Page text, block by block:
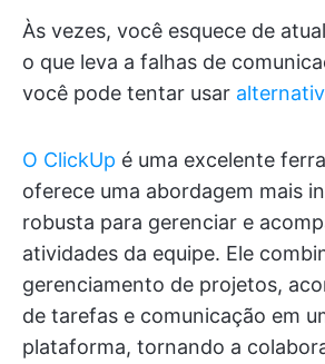
Às vezes, você esquece de
o que leva a falhas de
você pode tentar usar
O ClickUp é uma excelente
oferece uma abordagem mais
robusta para gerenciar e
atividades da equipe. Ele
gerenciamento de projetos,
de tarefas e comunicação em
plataforma, tornando a